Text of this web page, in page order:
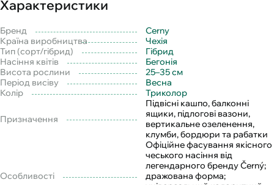
Характеристики
Бренд
Cerny
Країна виробництва
Чехія
Тип (сорт/гібрид)
Гібрид
Насіння квітів
Бегонія
Висота рослини
25–35 см
Період висіву
Весна
Колір
Триколор
Призначення
Підвісні кашпо, балконні
ящики, підлогові вазони,
вертикальне озеленення,
клумби, бордюри та рабатки
Особливості
Офіційне фасування якісного
чеського насіння від
легендарного бренду Černý;
дражована форма;